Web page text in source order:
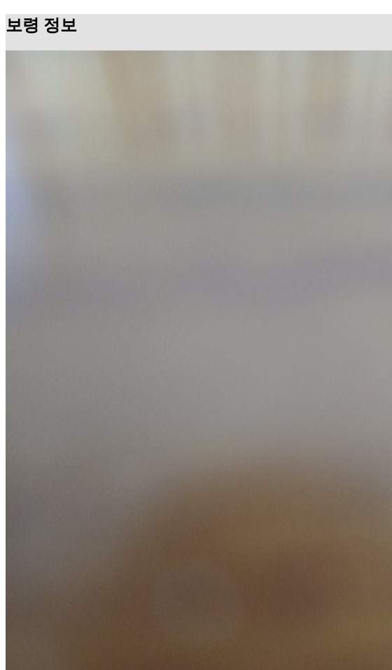
보령 정보